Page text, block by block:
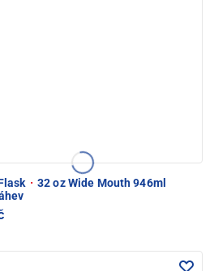
· 32 oz Wide Mouth 946ml